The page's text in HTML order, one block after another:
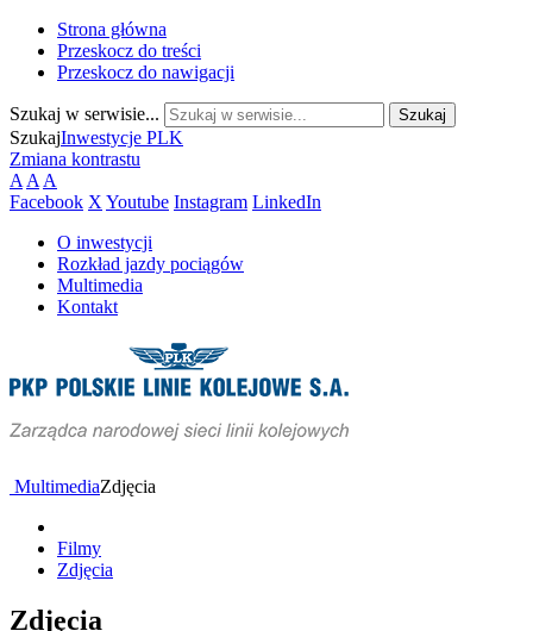
Strona główna
Przeskocz do treści
Przeskocz do nawigacji
Szukaj w serwisie...
SzukajInwestycje PLK
Zmiana kontrastu
A A A
Facebook X Youtube Instagram LinkedIn
O inwestycji
Rozkład jazdy pociągów
Multimedia
Kontakt
MultimediaZdjęcia
Filmy
Zdjęcia
Zdjęcia